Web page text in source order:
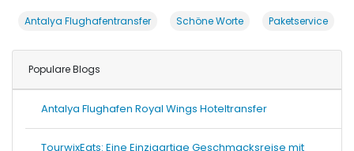
Antalya Flughafentransfer Schöne Worte Paketservice
Populare Blogs
Antalya Flughafen Royal Wings Hoteltransfer
TourwixEats: Eine Einzigartige Geschmacksreise mit